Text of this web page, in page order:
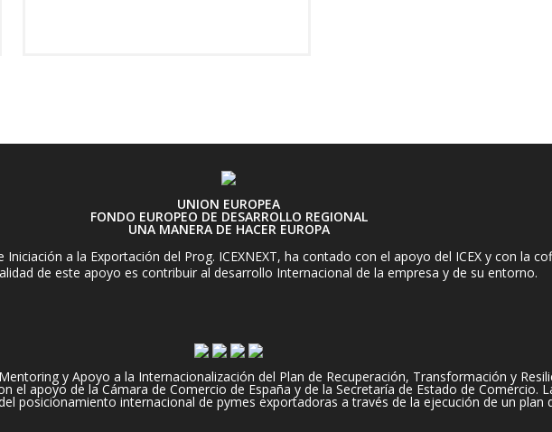
UNION EUROPEA
FONDO EUROPEO DE DESARROLLO REGIONAL
UNA MANERA DE HACER EUROPA
a la Exportación del Prog. ICEXNEXT, ha contado con el apoyo del ICEX y con la
de este apoyo es contribuir al desarrollo Internacional de la empresa y de su entorno.
y Apoyo a la Internacionalización del Plan de Recuperación, Transformación y
el apoyo de la Cámara de Comercio de España y de la Secretaría de Estado de Comercio.
posicionamiento internacional de pymes exportadoras a través de la ejecución de un plan